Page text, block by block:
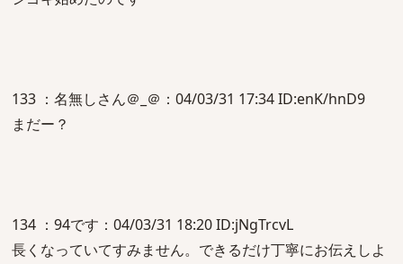
133 ：名無しさん＠_＠：04/03/31 17:34 ID:enK/hnD9
まだー？
134 ：94です：04/03/31 18:20 ID:jNgTrcvL
長くなっていてすみません。できるだけ丁寧にお伝えしよ